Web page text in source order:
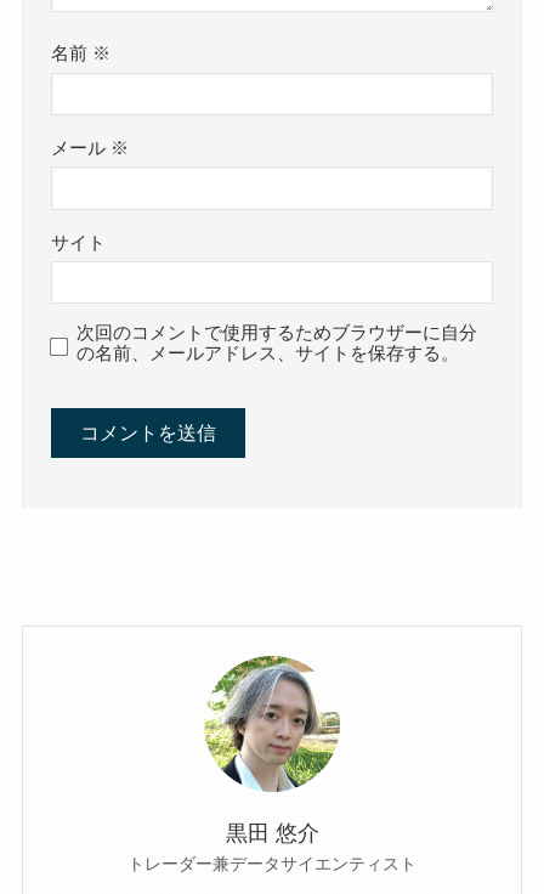
名前 ※
メール ※
サイト
次回のコメントで使用するためブラウザーに自分
の名前、メールアドレス、サイトを保存する。
黒田 悠介
トレーダー兼データサイエンティスト